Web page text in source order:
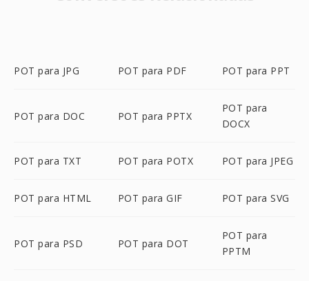
POT para JPG POT para PDF POT para PPT
POT para DOC POT para PPTX
POT para
DOCX
POT para TXT POT para POTX POT para JPEG
POT para HTML POT para GIF POT para SVG
POT para PSD POT para DOT
POT para
PPTM